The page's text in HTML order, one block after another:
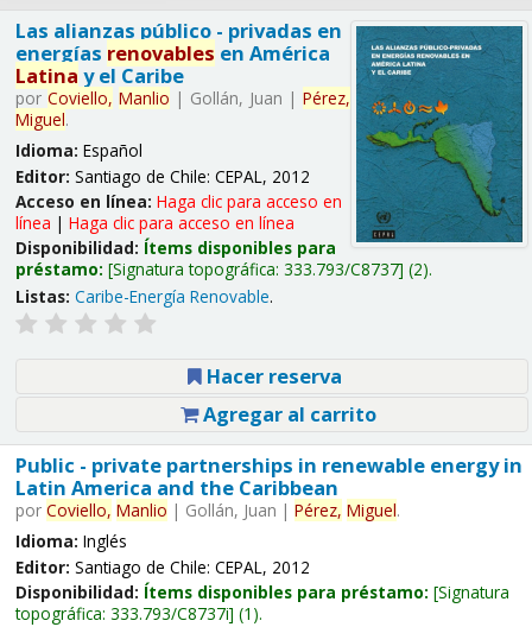
Las alianzas público - privadas en
energías renovables en América
Latina y el Caribe
por Coviello, Manlio | Gollán, Juan | Pérez,
Miguel.
Idioma: Español
Editor: Santiago de Chile: CEPAL, 2012
Acceso en línea: Haga clic para acceso en
línea | Haga clic para acceso en línea
Disponibilidad: Ítems disponibles para
préstamo: Signatura topográfica: 333.793/C8737 (2).
Listas: Caribe-Energía Renovable.
Hacer reserva
Agregar al carrito
Public - private partnerships in renewable energy in
Latin America and the Caribbean
por Coviello, Manlio | Gollán, Juan | Pérez, Miguel.
Idioma: Inglés
Editor: Santiago de Chile: CEPAL, 2012
Disponibilidad: Ítems disponibles para préstamo: Signatura
topográfica: 333.793/C8737i (1).